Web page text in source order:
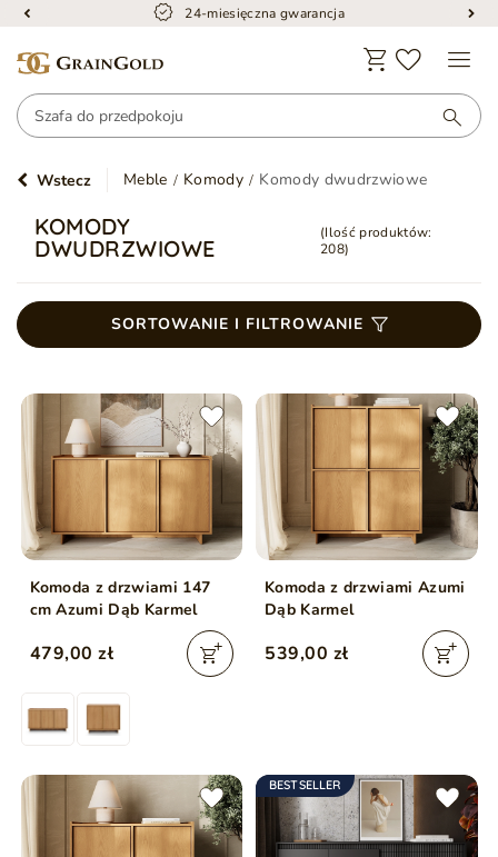
24-miesięczna gwarancja
Wstecz Meble Komody Komody dwudrzwiowe
KOMODY
DWUDRZWIOWE
(Ilość produktów:
208)
SORTOWANIE I FILTROWANIE
Komoda z drzwiami 147
cm Azumi Dąb Karmel
479,00 zł
Komoda z drzwiami Azumi
Dąb Karmel
539,00 zł
BESTSELLER